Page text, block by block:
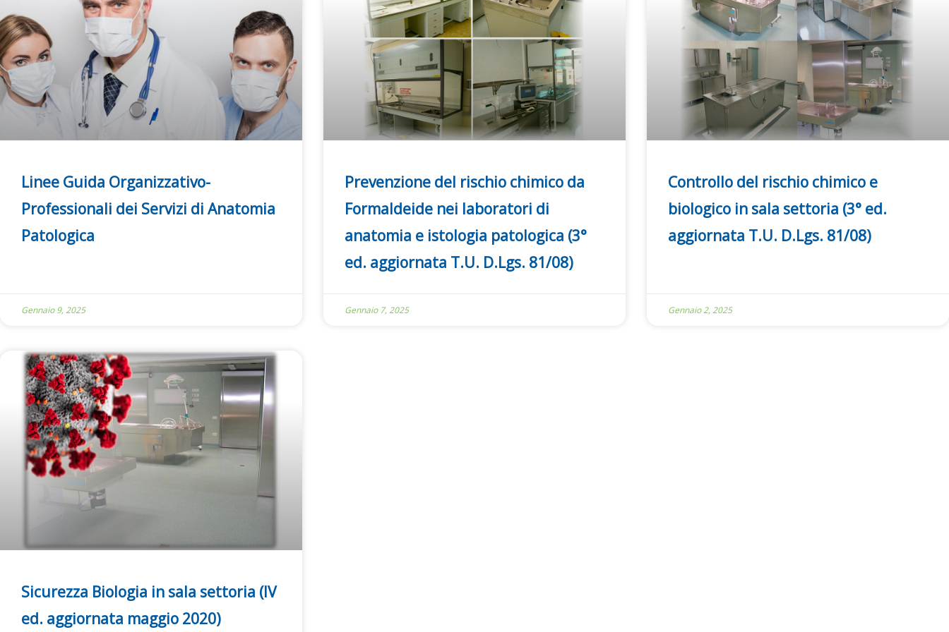
Linee Guida Organizzativo-
Professionali dei Servizi di Anatomia
Patologica
Gennaio 9, 2025
Prevenzione del rischio chimico da
Formaldeide nei laboratori di
anatomia e istologia patologica (3°
ed. aggiornata T.U. D.Lgs. 81/08)
Gennaio 7, 2025
Controllo del rischio chimico e
biologico in sala settoria (3° ed.
aggiornata T.U. D.Lgs. 81/08)
Gennaio 2, 2025
Sicurezza Biologia in sala settoria (IV
ed. aggiornata maggio 2020)